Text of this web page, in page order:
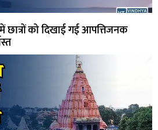
को दिखाई गई आपत्तिजनक